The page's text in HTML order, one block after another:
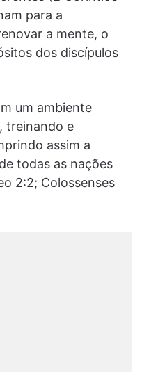
para a
a mente, o
dos discípulos
um ambiente
treinando e
assim a
todas as nações
2:2; Colossenses